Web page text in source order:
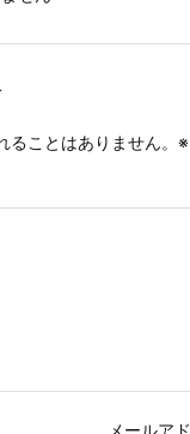
ることはありません。 ※
メールア